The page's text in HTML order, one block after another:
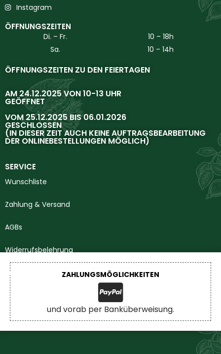
Instagram
ÖFFNUNGSZEITEN
Di. – Fr.
10 – 18h
Sa.
10 – 14h
ÖFFNUNGSZEITEN ZU DEN FEIERTAGEN
AM 24.12.2025 VON 10-13 UHR
GEÖFFNET
VOM 25.12.2025 BIS 06.01.2026
GESCHLOSSEN
(IN DIESER ZEIT AUCH KEINE AUFTRAGSBEARBEITUNG
DER ONLINEBESTELLUNGEN MÖGLICH)
SERVICE
Wunschliste
Zahlung & Versand
AGBs
Widerrufsbelehrung
Impressum
Datenschutzerklärung
ZAHLUNGSMÖGLICHKEITEN
und vorab per Banküberweisung.